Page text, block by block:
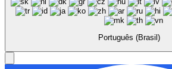
Português (Brasil)